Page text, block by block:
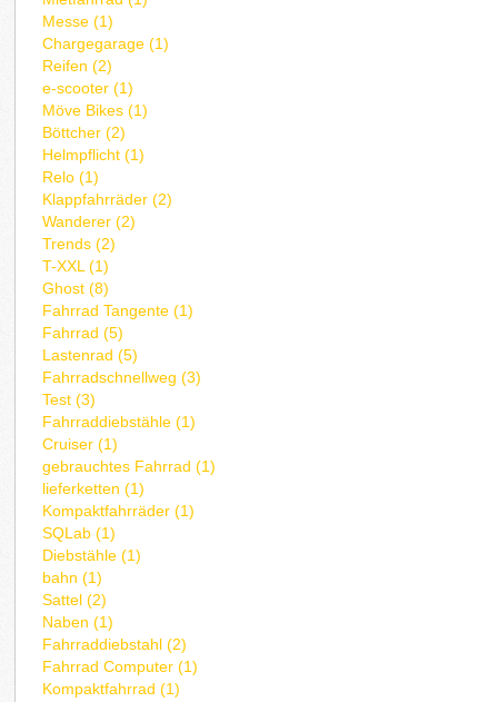
Messe (1)
Chargegarage (1)
Reifen (2)
e-scooter (1)
Möve Bikes (1)
Böttcher (2)
Helmpflicht (1)
Relo (1)
Klappfahrräder (2)
Wanderer (2)
Trends (2)
T-XXL (1)
Ghost (8)
Fahrrad Tangente (1)
Fahrrad (5)
Lastenrad (5)
Fahrradschnellweg (3)
Test (3)
Fahrraddiebstähle (1)
Cruiser (1)
gebrauchtes Fahrrad (1)
lieferketten (1)
Kompaktfahrräder (1)
SQLab (1)
Diebstähle (1)
bahn (1)
Sattel (2)
Naben (1)
Fahrraddiebstahl (2)
Fahrrad Computer (1)
Kompaktfahrrad (1)